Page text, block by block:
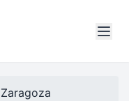
Zaragoza